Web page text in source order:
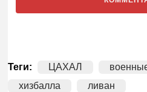
Теги: ЦАХАЛ
хизбалла
ливан